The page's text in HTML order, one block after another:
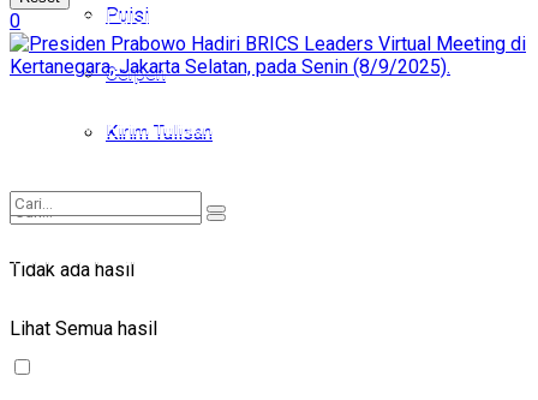
Puisi
Cerpen
Kirim Tulisan
Tidak ada hasil
Lihat Semua hasil
Puisi
Cerpen
Kirim Tulisan
Tidak ada hasil
0